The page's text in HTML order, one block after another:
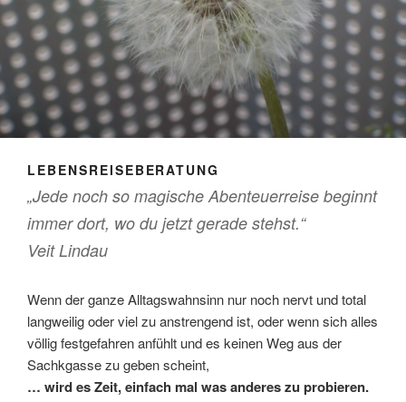
LEBENSREISEBERATUNG
„Jede noch so magische Abenteuerreise beginnt
immer dort, wo du jetzt gerade stehst.“
Veit Lindau
Wenn der ganze Alltagswahnsinn nur noch nervt und total
langweilig oder viel zu anstrengend ist, oder wenn sich alles
völlig festgefahren anfühlt und es keinen Weg aus der
Sachkgasse zu geben scheint,
… wird es Zeit, einfach mal was anderes zu probieren.